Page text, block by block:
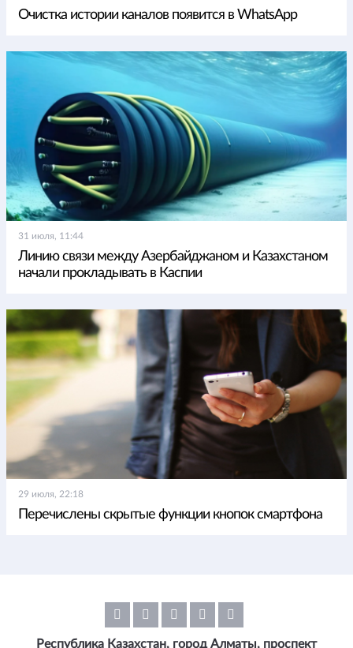
Очистка истории каналов появится в WhatsApp
31 июля, 11:44
Линию связи между Азербайджаном и Казахстаном
начали прокладывать в Каспии
29 июля, 22:18
Перечислены скрытые функции кнопок смартфона
Республика Казахстан, город Алматы, проспект